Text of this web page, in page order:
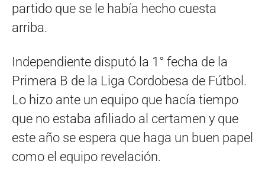
partido que se le había hecho cuesta
arriba.
Independiente disputó la 1° fecha de la
Primera B de la Liga Cordobesa de Fútbol.
Lo hizo ante un equipo que hacía tiempo
que no estaba afiliado al certamen y que
este año se espera que haga un buen papel
como el equipo revelación.